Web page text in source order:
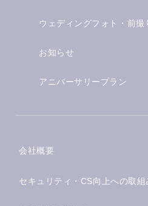
ウェディングフォト・前撮
お知らせ
アニバーサリープラン
会社概要
セキュリティ・CS向上への取組